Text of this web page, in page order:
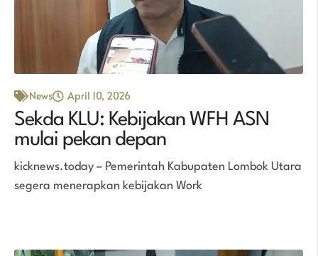
News April 10, 2026
Sekda KLU: Kebijakan WFH ASN
mulai pekan depan
kicknews.today – Pemerintah Kabupaten Lombok Utara
segera menerapkan kebijakan Work